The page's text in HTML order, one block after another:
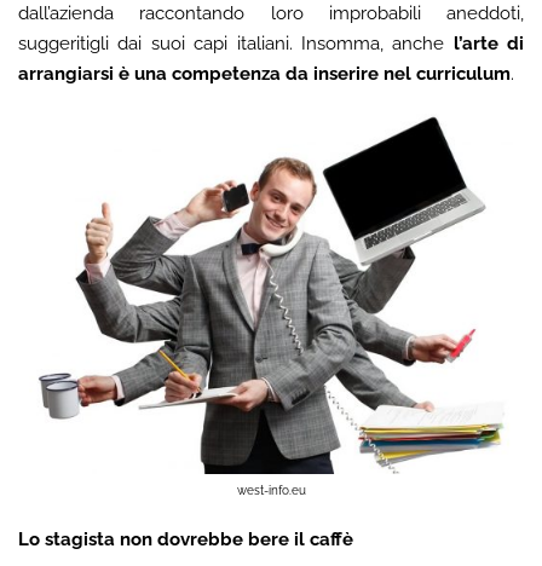
dall’azienda raccontando loro improbabili aneddoti,
suggeritigli dai suoi capi italiani. Insomma, anche l’arte di
arrangiarsi è una competenza da inserire nel curriculum.
west-info.eu
Lo stagista non dovrebbe bere il caffè